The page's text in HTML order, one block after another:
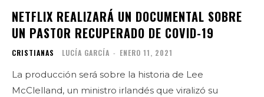
NETFLIX REALIZARÁ UN DOCUMENTAL SOBRE
UN PASTOR RECUPERADO DE COVID-19
CRISTIANAS LUCÍA GARCÍA - ENERO 11, 2021
La producción será sobre la historia de Lee
McClelland, un ministro irlandés que viralizó su